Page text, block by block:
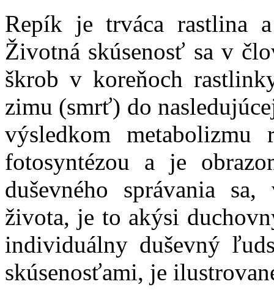
Repík je trváca rastlina
Životná skúsenosť sa v
škrob v koreňoch
zimu (smrť) do
výsledkom
fotosyntézou a je
duševného správania
života, je to akýsi
individuálny duševný
skúsenosťami, je